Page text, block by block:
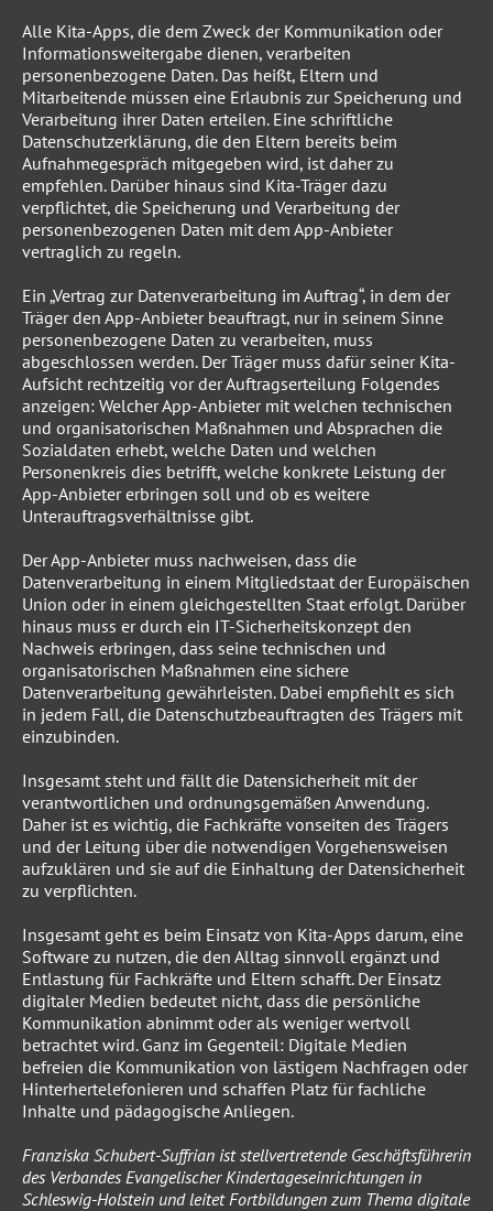
Alle Kita-Apps, die dem Zweck der Kommunikation oder
Informationsweitergabe dienen, verarbeiten
personenbezogene Daten. Das heißt, Eltern und
Mitarbeitende müssen eine Erlaubnis zur Speicherung und
Verarbeitung ihrer Daten erteilen. Eine schriftliche
Datenschutzerklärung, die den Eltern bereits beim
Aufnahmegespräch mitgegeben wird, ist daher zu
empfehlen. Darüber hinaus sind Kita-Träger dazu
verpflichtet, die Speicherung und Verarbeitung der
personenbezogenen Daten mit dem App-Anbieter
vertraglich zu regeln.
Ein „Vertrag zur Datenverarbeitung im Auftrag“, in dem der
Träger den App-Anbieter beauftragt, nur in seinem Sinne
personenbezogene Daten zu verarbeiten, muss
abgeschlossen werden. Der Träger muss dafür seiner Kita-
Aufsicht rechtzeitig vor der Auftragserteilung Folgendes
anzeigen: Welcher App-Anbieter mit welchen technischen
und organisatorischen Maßnahmen und Absprachen die
Sozialdaten erhebt, welche Daten und welchen
Personenkreis dies betrifft, welche konkrete Leistung der
App-Anbieter erbringen soll und ob es weitere
Unterauftragsverhältnisse gibt.
Der App-Anbieter muss nachweisen, dass die
Datenverarbeitung in einem Mitgliedstaat der Europäischen
Union oder in einem gleichgestellten Staat erfolgt. Darüber
hinaus muss er durch ein IT-Sicherheitskonzept den
Nachweis erbringen, dass seine technischen und
organisatorischen Maßnahmen eine sichere
Datenverarbeitung gewährleisten. Dabei empfiehlt es sich
in jedem Fall, die Datenschutzbeauftragten des Trägers mit
einzubinden.
Insgesamt steht und fällt die Datensicherheit mit der
verantwortlichen und ordnungsgemäßen Anwendung.
Daher ist es wichtig, die Fachkräfte vonseiten des Trägers
und der Leitung über die notwendigen Vorgehensweisen
aufzuklären und sie auf die Einhaltung der Datensicherheit
zu verpflichten.
Insgesamt geht es beim Einsatz von Kita-Apps darum, eine
Software zu nutzen, die den Alltag sinnvoll ergänzt und
Entlastung für Fachkräfte und Eltern schafft. Der Einsatz
digitaler Medien bedeutet nicht, dass die persönliche
Kommunikation abnimmt oder als weniger wertvoll
betrachtet wird. Ganz im Gegenteil: Digitale Medien
befreien die Kommunikation von lästigem Nachfragen oder
Hinterhertelefonieren und schaffen Platz für fachliche
Inhalte und pädagogische Anliegen.
Franziska Schubert-Suffrian ist stellvertretende Geschäftsführerin
des Verbandes Evangelischer Kindertageseinrichtungen in
Schleswig-Holstein und leitet Fortbildungen zum Thema digitale